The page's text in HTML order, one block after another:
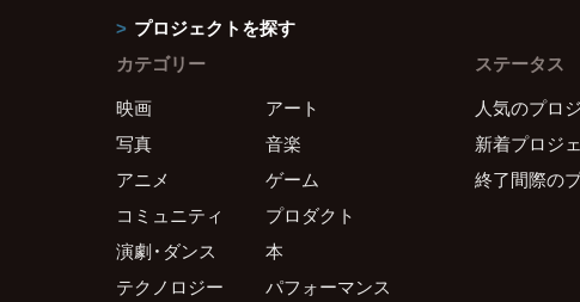
プロジェクトを探す
カテゴリー
映画
アート
写真
音楽
アニメ
ゲーム
コミュニティ
プロダクト
演劇・ダンス
本
テクノロジー
パフォーマンス
ステータス
人気のプロ
新着プロジ
終了間際の